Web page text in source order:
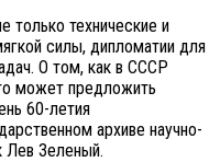
только технические и
силы, дипломатии для
О том, как в СССР
может предложить
60-летия
архиве научно-
Лев Зеленый.